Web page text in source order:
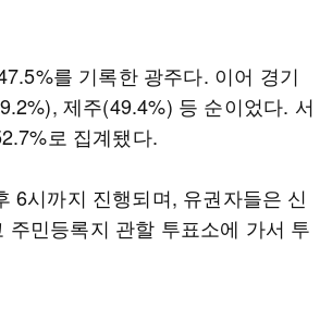
를 기록한 광주다. 이어 경기
제주(49.4%) 등 순이었다. 서
로 집계됐다.
6시까지 진행되며, 유권자들은 신
주민등록지 관할 투표소에 가서 투